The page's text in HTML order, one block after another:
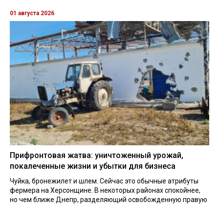
01 августа 2026
Прифронтовая жатва: уничтоженный урожай,
покалеченные жизни и убытки для бизнеса
Чуйка, бронежилет и шлем. Сейчас это обычные атрибуты
фермера на Херсонщине. В некоторых районах спокойнее,
но чем ближе Днепр, разделяющий освобожденную правую